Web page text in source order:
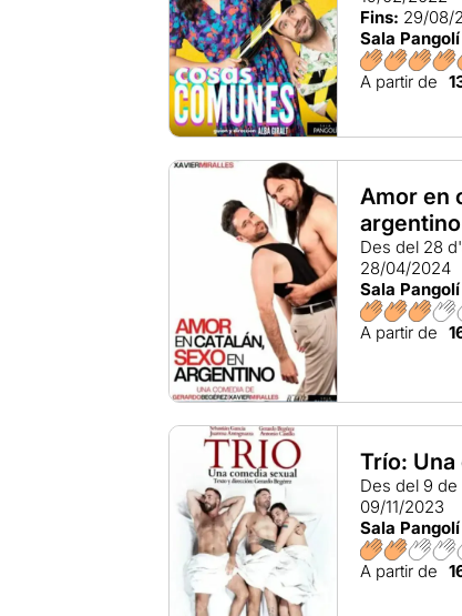
Fins: 29/08/
Sala Pangolí
A partir de
Amor en
argentino
Des del 28
28/04/2024
Sala Pangolí
A partir de
Trío:
Des del 9
09/11/2023
Sala Pangolí
A partir de